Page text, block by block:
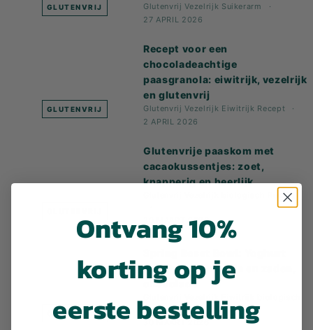
GLUTENVRIJ Glutenvrij Vezelrijk Suikerarm
27 APRIL 2026
GLUTENVRIJ
Recept voor een
chocoladeachtige
paasgranola: eiwitrijk, vezelrijk
en glutenvrij
Glutenvrij Vezelrijk Eiwitrijk Recept
2 APRIL 2026
Glutenvrije paaskom met
cacaokussentjes: zoet,
knapperig en heerlijk
Recept
30 MAART 2026
GLUTENVRIJ
met Power Granola en zaden,
chocolade
Recept
30 MAART 2026
Ontvang 10%
korting op je
eerste bestelling